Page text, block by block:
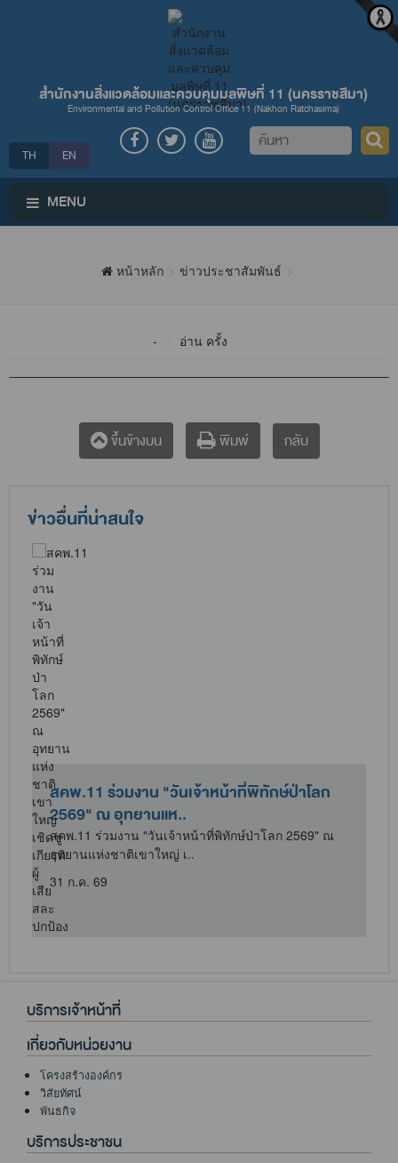
สำนักงานสิ่งแวดล้อมและควบคุมมลพิษที่ 11 (นครราชสีมา)
Environmental and Pollution Control Office 11 (Nakhon Ratchasima)
TH EN
ค้นหา
MENU
หน้าหลัก ข่าวประชาสัมพันธ์
- อ่าน ครั้ง
ขึ้นข้างบน พิมพ์ กลับ
ข่าวอื่นที่น่าสนใจ
สัมมนารับฟังความคิดเห็นและข้อเสนอแนะต่อ
รายงานสถานการณ์คุณภาพสิ่งแวดล้อ..
สัมมนารับฟังความคิดเห็นและข้อเสนอแนะต่อรายงาน
สถานการณ์คุณภาพสิ่งแวดล้อม พ.ศ. 2569
21 ก.ค. 69
บริการเจ้าหน้าที่
เกี่ยวกับหน่วยงาน
โครงสร้างองค์กร
วิสัยทัศน์
พันธกิจ
บริการประชาชน